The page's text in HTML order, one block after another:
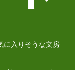
に入りそうな文房